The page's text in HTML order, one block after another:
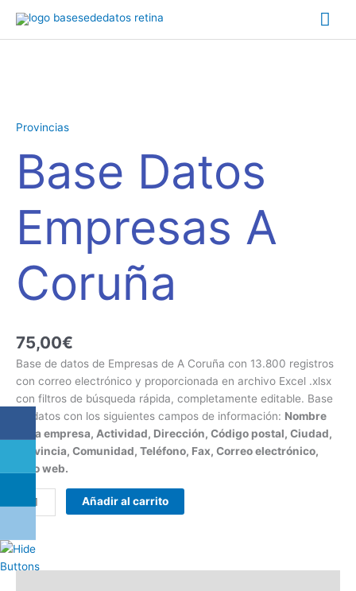
contenido
Provincias
Base Datos
Empresas A
Coruña
75,00€
Base de datos de Empresas de A Coruña con 13.800 registros
con correo electrónico y proporcionada en archivo Excel .xlsx
con filtros de búsqueda rápida, completamente editable. Base
de datos con los siguientes campos de información: Nombre
de la empresa, Actividad, Dirección, Código postal, Ciudad,
Provincia, Comunidad, Teléfono, Fax, Correo electrónico,
Sitio web.
Empresas
Coruña
cantidad
Añadir al carrito